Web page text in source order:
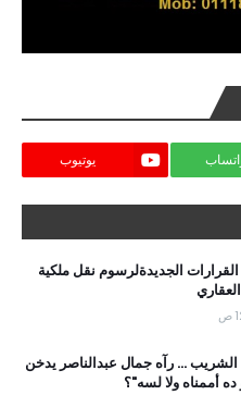
يوتيوب
القرارات الجديدةلرسوم نقل ملكية
الشريب ... رآه جمال عبدالناصر يدخن
أممناه ولا لسه"؟